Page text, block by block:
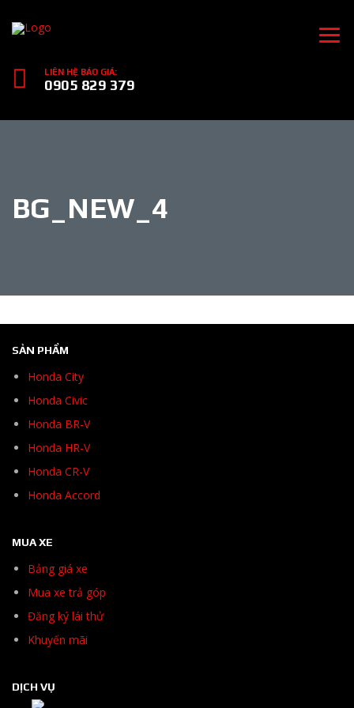
LIÊN HỆ BÁO GIÁ:
0905 829 379
BG_NEW_4
SẢN PHẨM
Honda City
Honda Civic
Honda BR-V
Honda HR-V
Honda CR-V
Honda Accord
MUA XE
Bảng giá xe
Mua xe trả góp
Đăng ký lái thử
Khuyến mãi
DỊCH VỤ